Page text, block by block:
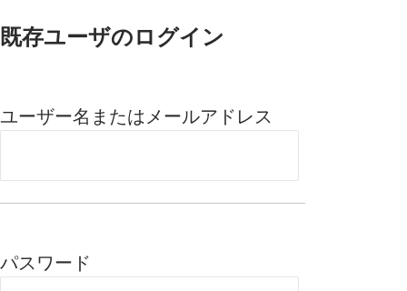
既存ユーザのログイン
ユーザー名またはメールアドレス
パスワード